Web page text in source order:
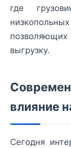
где
выгрузку.
влияние
Сегодня